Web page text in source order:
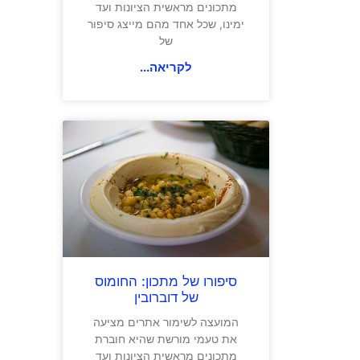
מתכונים מראשית הציונות ועד
ימינו, שכל אחד מהם מייצג סיפור
של
לקריאה...
סיפורו של מתכון: החומוס
של דוברובין
המועצה לשימור אתרים מציעה
את טעמי מורשת שהיא חוברת
מתכונים מראשית הציונות ועד